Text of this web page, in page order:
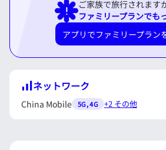
ご家族で旅行されます
ファミリープランでも
アプリでファミリープラン
ネットワーク
China Mobile 5G, 4G +2 その他